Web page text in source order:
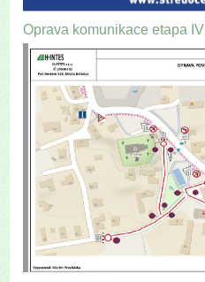
Oprava komunikace etapa IV